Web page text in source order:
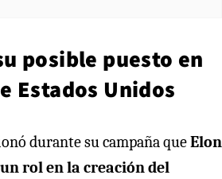
posible puesto en
Estados Unidos
durante su campaña queElon
rol en la creación del